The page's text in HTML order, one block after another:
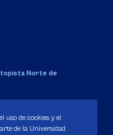
Norte de
de 1980.
uso de cookies y el
de la Universidad